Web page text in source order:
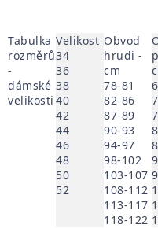
Tabulka
rozměrů
-
dámské
velikosti
Velikost
34
36
38
40
42
44
46
48
50
52
Obvod
hrudi -
cm
78-81
82-86
87-89
90-93
94-97
98-102
103-107
108-112
113-117
118-122